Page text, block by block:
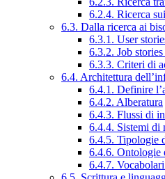
6.2.4. Ricerca
6.3. Dalla ricerca ai
6.3.1. User
6.3.2. Job
6.3.3. Criteri di
6.4. Architettura
6.4.1. Definire
6.4.2. Alberatura
6.4.3. Flussi di
6.4.4. Sistemi di
6.4.5. Tipologie
6.4.6. Ontologie
6.4.7.